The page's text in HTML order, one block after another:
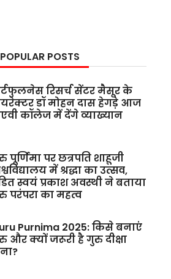
POSTS
रिसर्च सेंटर मैसूर के
डॉ मोहन दास हेगड़े आज
कॉलेज में देंगे व्याख्यान
पूर्णिमा पर छत्रपति शाहूजी
में श्रद्धा का उत्सव,
स्वयं प्रकाश अवस्थी ने बताया
परंपरा का महत्व
Purnima 2025: किसे बनाएं
और क्यों जरूरी है गुरु दीक्षा